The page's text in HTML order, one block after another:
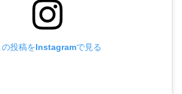
の投稿をInstagramで見る